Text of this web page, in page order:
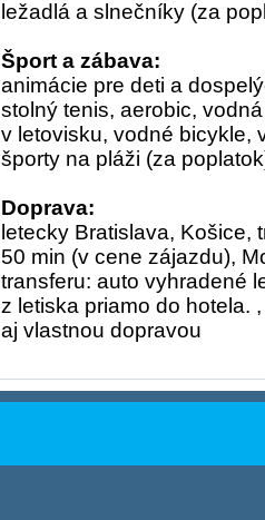
ležadlá a slnečníky (za
Šport a zábava:
animácie pre deti a
stolný tenis, aerobic,
v letovisku, vodné bicykle,
športy na pláži (za
Doprava:
letecky Bratislava, Košice,
50 min (v cene zájazdu),
transferu: auto vyhradené
z letiska priamo do hotela.
aj vlastnou dopravou